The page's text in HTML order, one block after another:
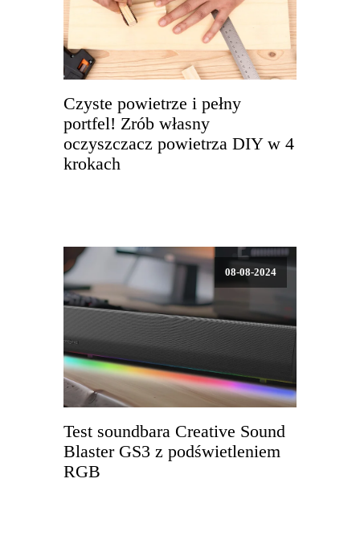
Czyste powietrze i pełny
portfel! Zrób własny
oczyszczacz powietrza DIY w 4
krokach
08-08-2024
Test soundbara Creative Sound
Blaster GS3 z podświetleniem
RGB